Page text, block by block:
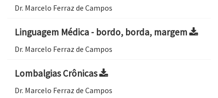
Dr. Marcelo Ferraz de Campos
Linguagem Médica - bordo, borda, margem
Dr. Marcelo Ferraz de Campos
Lombalgias Crônicas
Dr. Marcelo Ferraz de Campos